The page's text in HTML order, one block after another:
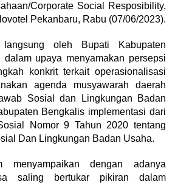
Corporate Social Resposibility,
Pekanbaru, Rabu (07/06/2023).
oleh Bupati Kabupaten
dalam upaya menyamakan persepsi
konkrit terkait operasionalisasi
agenda musyawarah daerah
Sosial dan Lingkungan Badan
Bengkalis implementasi dari
Nomor 9 Tahun 2020 tentang
Dan Lingkungan Badan Usaha.
menyampaikan dengan adanya
saling bertukar pikiran dalam